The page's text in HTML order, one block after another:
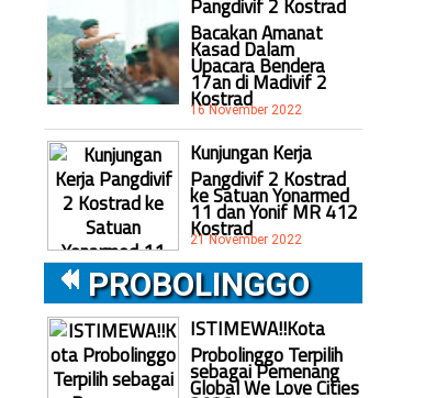
Pangdivif 2 Kostrad
Bacakan Amanat
Kasad Dalam
Upacara Bendera
17an di Madivif 2
Kostrad
16 November 2022
Kunjungan Kerja
Pangdivif 2 Kostrad
ke Satuan Yonarmed
11 dan Yonif MR 412
Kostrad
21 November 2022
PROBOLINGGO
ISTIMEWA!!Kota
Probolinggo Terpilih
sebagai Pemenang
Global We Love Cities